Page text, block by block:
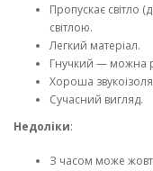
Пропускає світло
світлою.
Легкий матеріал.
Гнучкий — можна
Хороша
Сучасний вигляд.
Недоліки:
З часом може